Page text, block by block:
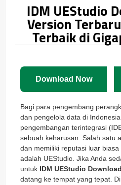
IDM UEStudio
Version
Terbaik di
Download Now
Bagi para pengembang
dan pengelola data di
pengembangan terintegrasi
sebuah keharusan. Salah satu
dan memiliki reputasi luar
adalah UEStudio. Jika Anda
untuk IDM UEStudio Download
datang ke tempat yang tepat. Di